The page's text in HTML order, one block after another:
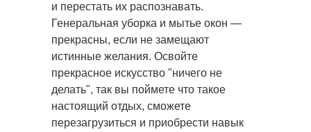
и перестать их распознавать.
Генеральная уборка и мытье окон —
прекрасны, если не замещают
истинные желания. Освойте
прекрасное искусство "ничего не
делать", так вы поймете что такое
настоящий отдых, сможете
перезагрузиться и приобрести навык